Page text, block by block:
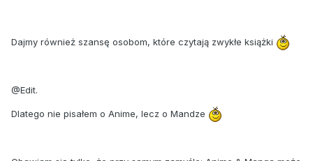
Dajmy również szansę osobom, które czytają zwykłe książki
@Edit.
Dlatego nie pisałem o Anime, lecz o Mandze